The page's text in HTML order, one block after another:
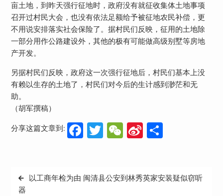
亩土地，到昨天强行征地时，政府没有就征收集体土地事项
召开过村民大会，也没有依法足额给予被征地农民补偿，更
不用说安排落实社会保险了。据村民们反映，征用的土地除
一部分用作公路建设外，其他的极有可能做高级别墅等房地
产开发。
另据村民们反映，政府这一次强行征地后，村民们基本上没
有赖以生存的土地了，村民们对今后的生计感到渺茫和无
助。
（胡军撰稿）
分享这篇文章到: Facebook
Twitter
WeChat
Sina分
文
章
以工商年检为由 闽清县公安到林秀英家安装疑似窃听
器